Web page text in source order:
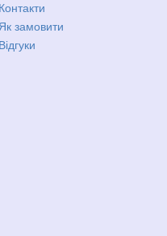
Контакти
Як замовити
Відгуки